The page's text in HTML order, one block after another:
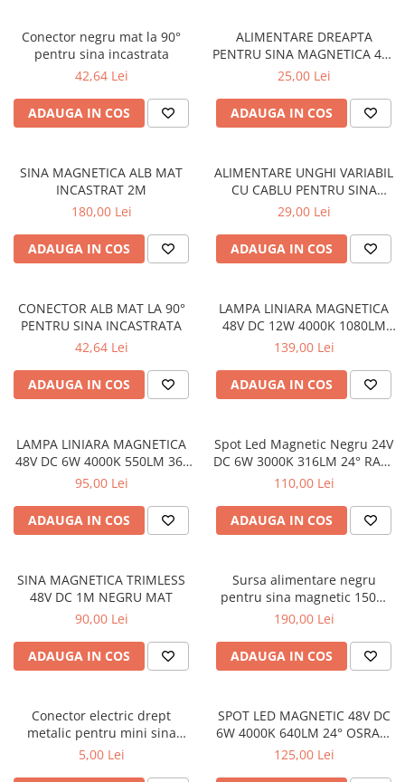
Conector negru mat la 90°
pentru sina incastrata
42,64 Lei
ADAUGA IN COS
ALIMENTARE DREAPTA
PENTRU SINA MAGNETICA 48V
DC NEGRU MAT
25,00 Lei
ADAUGA IN COS
SINA MAGNETICA ALB MAT
INCASTRAT 2M
180,00 Lei
ADAUGA IN COS
ALIMENTARE UNGHI VARIABIL
CU CABLU PENTRU SINA
MAGNETICA 48V DC NEGRU
29,00 Lei
ADAUGA IN COS
CONECTOR ALB MAT LA 90°
PENTRU SINA INCASTRATA
42,64 Lei
ADAUGA IN COS
LAMPA LINIARA MAGNETICA
48V DC 12W 4000K 1080LM
36° OSRAM RA90 RA90
139,00 Lei
ADAUGA IN COS
LAMPA LINIARA MAGNETICA
48V DC 6W 4000K 550LM 36°
OSRAM RA90 RA90 L112MM
95,00 Lei
ADAUGA IN COS
Spot Led Magnetic Negru 24V
DC 6W 3000K 316LM 24° RA90
Ø33*L85
110,00 Lei
ADAUGA IN COS
SINA MAGNETICA TRIMLESS
48V DC 1M NEGRU MAT
90,00 Lei
ADAUGA IN COS
Sursa alimentare negru
pentru sina magnetic 150W
230V Ac- 24V
190,00 Lei
ADAUGA IN COS
Conector electric drept
metalic pentru mini sina
magnetica
5,00 Lei
SPOT LED MAGNETIC 48V DC
6W 4000K 640LM 24° OSRAM
RA90 30*60MM
125,00 Lei